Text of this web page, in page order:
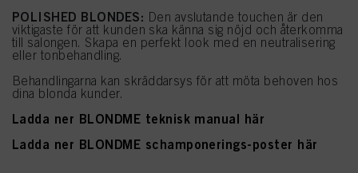
POLISHED BLONDES: Den avslutande touchen är den
viktigaste för att kunden ska känna sig nöjd och återkomma
till salongen. Skapa en perfekt look med en neutralisering
eller tonbehandling.
Behandlingarna kan skräddarsys för att möta behoven hos
dina blonda kunder.
Ladda ner BLONDME teknisk manual här
Ladda ner BLONDME schamponerings-poster här